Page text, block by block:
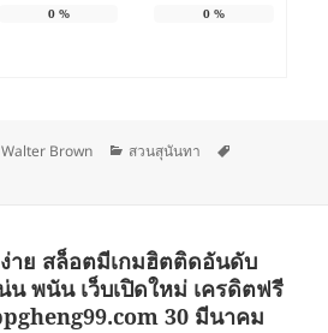
0% 0%
ผู้
Walter Brown
หมวด
สวนสุนันทา
าย สล็อตมีเกมฮิตติดอันดับ
น พนัน เว็บเปิดใหม่ เครดิตฟรี
30 มีนาคม